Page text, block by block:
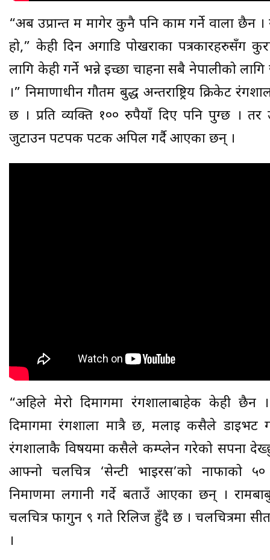
“अब उप्रान्त म मागेर कुनै पनि काम गर्ने वाला छैन
हो,” केही दिन अगाडि पोखराका पत्रकारहरुसँग
लागि केही गर्ने भन्ने इच्छा चाहना सबै नेपालीको
।” निर्माणाधीन गौतम बुद्ध अन्तर्राष्ट्रिय क्रिकेट
छ । प्रति व्यक्ति १०० रुपैयाँ दिए पनि पुग्छ । तर
जुटाउन पटपक पटक अपिल गर्दै आएका छन् ।
“अहिले मेरो दिमागमा रंगशालाबाहेक केही छैन
दिमागमा रंगशाला मात्रै छ, मलाई कसैले डाइभर्ट
रंगशालाकै विषयमा कसैले कम्प्लेन गरेको सपना
आफ्नो चलचित्र ‘सेन्टी भाइरस’को नाफाको ५०
निर्माणमा लगानी गर्दे बताउँ आएका छन् ।
चलचित्र फागुन ९ गते रिलिज हुँदै छ । चलचित्रमा
।